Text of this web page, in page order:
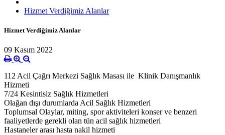
Hizmet Verdiğimiz Alanlar
Hizmet Verdiğimiz Alanlar
09 Kasım 2022
112 Acil Çağrı Merkezi Sağlık Masası ile Klinik Danışmanlık
Hizmeti
7/24 Kesintisiz Sağlık Hizmetleri
Olağan dışı durumlarda Acil Sağlık Hizmetleri
Toplumsal Olaylar, miting, spor aktiviteleri konser ve benzeri
faaliyetlerde gerekli olan tün acil sağlık hizmetleri
Hastaneler arası hasta nakil hizmeti